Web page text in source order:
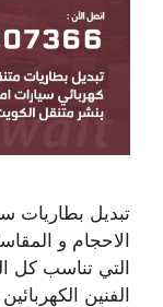
تبديل بطاريات
الاحجام و
التي تناسب كل
الفنين